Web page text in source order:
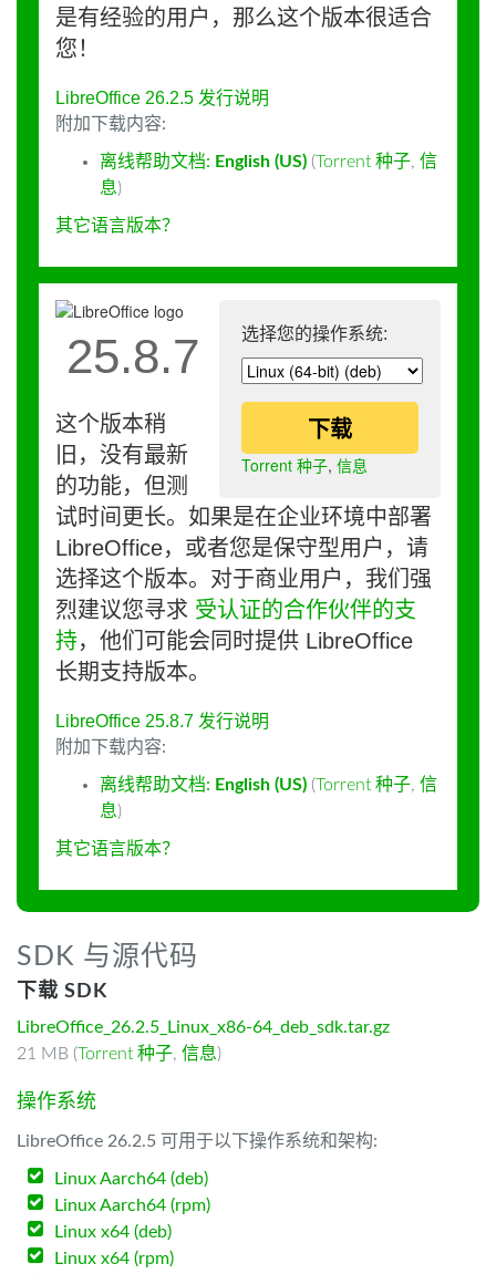
是有经验的用户，那么这个版本很适合
您！
LibreOffice 26.2.5 发行说明
附加下载内容:
离线帮助文档: English (US) (Torrent 种子, 信
息)
其它语言版本？
选择您的操作系统:
下载
Torrent 种子, 信息
25.8.7
这个版本稍
旧，没有最新
的功能，但测
试时间更长。如果是在企业环境中部署
LibreOffice，或者您是保守型用户，请
选择这个版本。对于商业用户，我们强
烈建议您寻求 受认证的合作伙伴的支
持，他们可能会同时提供 LibreOffice
长期支持版本。
LibreOffice 25.8.7 发行说明
附加下载内容:
离线帮助文档: English (US) (Torrent 种子, 信
息)
其它语言版本？
SDK 与源代码
下载 SDK
LibreOffice_26.2.5_Linux_x86-64_deb_sdk.tar.gz
21 MB (Torrent 种子, 信息)
操作系统
LibreOffice 26.2.5 可用于以下操作系统和架构:
Linux Aarch64 (deb)
Linux Aarch64 (rpm)
Linux x64 (deb)
Linux x64 (rpm)